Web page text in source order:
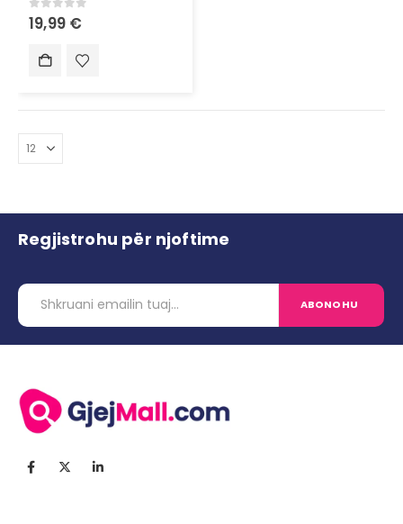
0out of 5
19,99 €
Regjistrohu për njoftime